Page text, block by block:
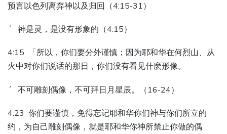
预言以色列离弃神以及归回（4:15-31）
´ 神是灵，是没有形象的（4:15）
4:15 「所以，你们要分外谨慎；因为耶和华在何烈山、从
火中对你们说话的那日，你们没有看见什麽形像。
´ 不可雕刻偶像，不可拜日月星辰。（16-24）
4:23 你们要谨慎，免得忘记耶和华你们神与你们所立的
约，为自己雕刻偶像，就是耶和华你神所禁止你做的偶